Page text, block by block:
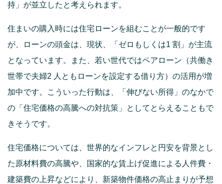
持」が並立したと考えられます。
住まいの購入時には住宅ローンを組むことが一般的です
が、ローンの頭金は、現状、「ゼロもしくは1 割」が主流
となっています。また、若い世代ではペアローン（共働き
世帯で夫婦2 人ともローンを設定する借り方）の活用が増
加中です。こういった行動は、「伸びない所得」のなかで
の「住宅価格の高騰への対抗策」としてとらえることもで
きそうです。
住宅価格については、世界的なインフレと円安を背景とし
た原材料費の高騰や、国家的な賃上げ促進による人件費・
建築費の上昇などにより、新築物件価格の高止まりが予想